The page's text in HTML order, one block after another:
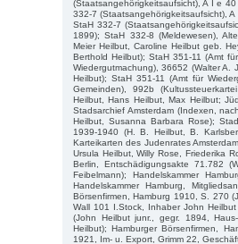
(Staatsangehörigkeitsaufsicht), A I e
332-7 (Staatsangehörigkeitsaufsicht),
StaH 332-7
1899); StaH 332-8 (Meldewesen),
Meier Heilbut, Caroline Heilbut geb.
Berthold Heilbut); StaH 351-11 (Amt
Wiedergutmachung), 36652 (Walter A.
Heilbut); StaH 351-11 (Amt für
Gemeinden), 992b
Heilbut, Hans Heilbut, Max Heilbut;
Stadsarchief Amsterdam (Indexen,
Heilbut, Susanna Barbara Rose);
1939-1940 (H. B. Heilbut, B.
Karteikarten des Judenrates
Ursula Heilbut, Willy Rose, Friederika
Berlin, Entschädigungsakte 71.782
Feibelmann); Handelskammer
Handelskammer Hamburg,
Börsenfirmen, Hamburg 1910, S. 270
Wall 101 I.Stock, Inhaber John
(John Heilbut junr., gegr. 1894,
Heilbut); Hamburger Börsenfirmen,
1921, Im- u. Export, Grimm 22,